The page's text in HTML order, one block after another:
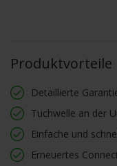
Produktvorteile
Detaillierte
Tuchwelle an der
Einfache und
Erneuertes